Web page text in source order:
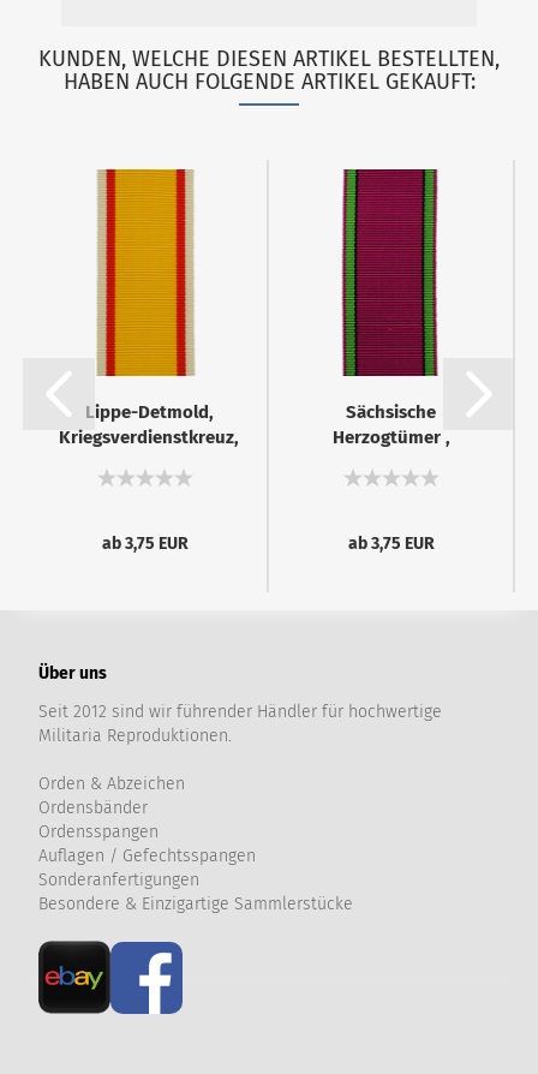
KUNDEN, WELCHE DIESEN ARTIKEL BESTELLTEN,
HABEN AUCH FOLGENDE ARTIKEL GEKAUFT:
Lippe-Detmold,
Kriegsverdienstkreuz,
Ehrenmedaille...
ab 3,75 EUR
Sächsische
Herzogtümer ,
Ernestinischer...
ab 3,75 EUR
Über uns
Seit 2012 sind wir führender Händler für hochwertige
Militaria Reproduktionen.
Orden & Abzeichen
Ordensbänder
Ordensspangen
Auflagen / Gefechtsspangen
Sonderanfertigungen
Besondere & Einzigartige Sammlerstücke